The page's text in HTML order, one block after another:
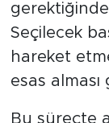
Seçilecek
hareket
esas alması
Bu süreçte